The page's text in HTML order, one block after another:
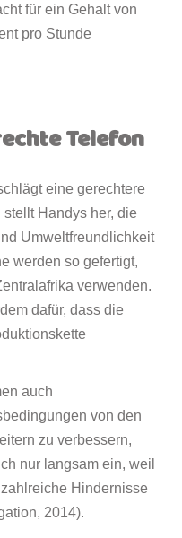
für ein Gehalt von
pro Stunde
Telefon
eine gerechtere
Handys her, die
Umweltfreundlichkeit
werden so gefertigt,
verwenden.
dafür, dass die
auch
von den
zu verbessern,
nur langsam ein, weil
Hindernisse
2014).